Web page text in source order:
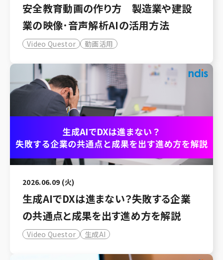
安全教育動画の作り方 製造業や建設
業の映像･音声解析AIの活用方法
Video Questor 動画活用
2026.06.09 (火)
生成AIでDXは進まない？失敗する企業
の共通点と成果を出す進め方を解説
Video Questor 生成AI